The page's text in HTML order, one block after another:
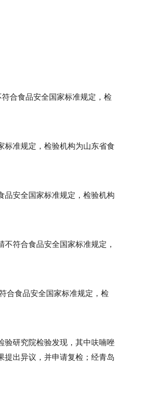
合食品安全国家标准规定，检
标准规定，检验机构为山东省食
品安全国家标准规定，检验机构
符合食品安全国家标准规定，
合食品安全国家标准规定，检
验研究院检验发现，其中呋喃唑
提出异议，并申请复检；经青岛